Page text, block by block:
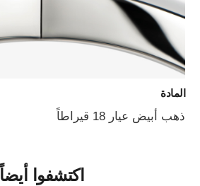
المادة
ذهب أبيض عيار 18 قيراطاً
اكتشفوا أيضاً